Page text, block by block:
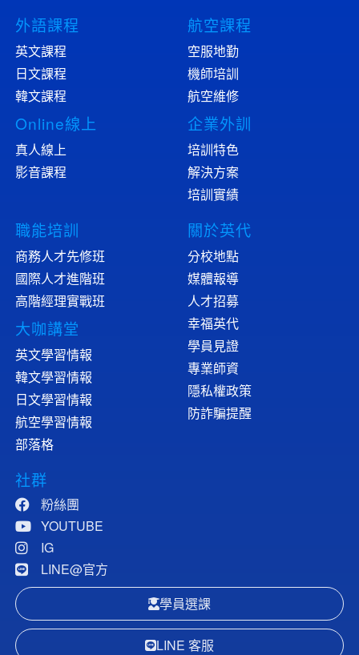
外語課程
英文課程
日文課程
韓文課程
Online線上
真人線上
影音課程
航空課程
空服地勤
機師培訓
航空維修
企業外訓
培訓特色
解決方案
培訓實績
職能培訓
商務人才先修班
國際人才進階班
高階經理實戰班
大咖講堂
英文學習情報
韓文學習情報
日文學習情報
航空學習情報
部落格
關於英代
分校地點
媒體報導
人才招募
幸福英代
學員見證
專業師資
隱私權政策
防詐騙提醒
社群
粉絲團
YOUTUBE
IG
LINE@官方
學員選課
LINE 客服